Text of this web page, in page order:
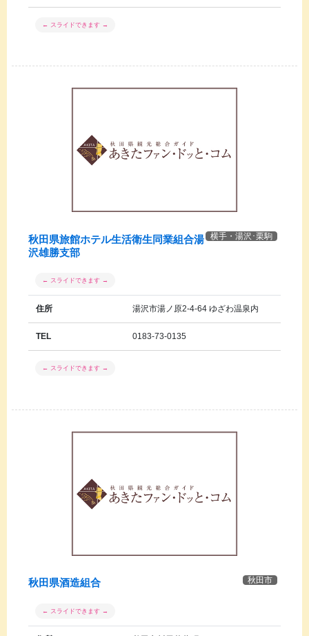
横手・湯沢･栗駒
秋田県旅館ホテル生活衛生同業組合湯
沢雄勝支部
住所 湯沢市湯ノ原2-4-64 ゆざわ温泉内
TEL 0183-73-0135
秋田市
秋田県酒造組合